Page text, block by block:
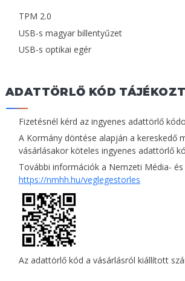
TPM 2.0
USB-s magyar billentyűzet
USB-s optikai egér
ADATTÖRLŐ KÓD
Fizetésnél kérd az ingyenes adattörlő
A Kormány döntése alapján a kereskedő
vásárlásakor köteles ingyenes adattörlő
További információk a Nemzeti Média-
https://nmhh.hu/veglegestorles
Az adattörlő kód a vásárlásról kiállított